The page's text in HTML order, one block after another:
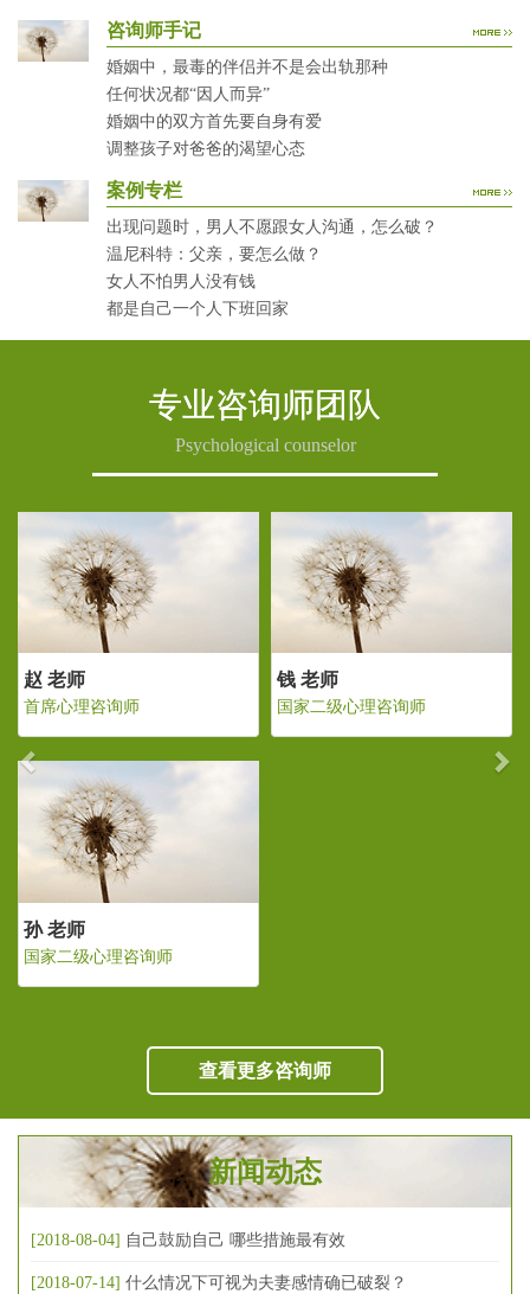
咨询师手记
婚姻中，最毒的伴侣并不是会出轨那种
任何状况都“因人而异”
婚姻中的双方首先要自身有爱
调整孩子对爸爸的渴望心态
案例专栏
出现问题时，男人不愿跟女人沟通，怎么破？
温尼科特：父亲，要怎么做？
女人不怕男人没有钱
都是自己一个人下班回家
专业咨询师团队
Psychological counselor
钱 老师
国家二级心理咨询师
赵 老师
首席心理咨询师
Previous
查看更多咨询师
新闻动态
[2018-08-04] 自己鼓励自己 哪些措施最有效
[2018-07-14] 什么情况下可视为夫妻感情确已破裂？